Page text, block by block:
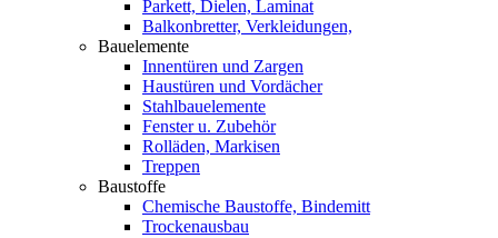
Parkett, Dielen, Laminat
Balkonbretter, Verkleidungen,
Bauelemente
Innentüren und Zargen
Haustüren und Vordächer
Stahlbauelemente
Fenster u. Zubehör
Rolläden, Markisen
Treppen
Baustoffe
Chemische Baustoffe, Bindemitt
Trockenausbau